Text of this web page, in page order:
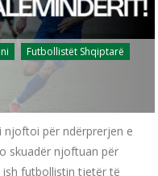
Futbollistët Shqiptarë
njoftoi për ndërprerjen e
skuadër njoftuan për
futbollistin tjetër të